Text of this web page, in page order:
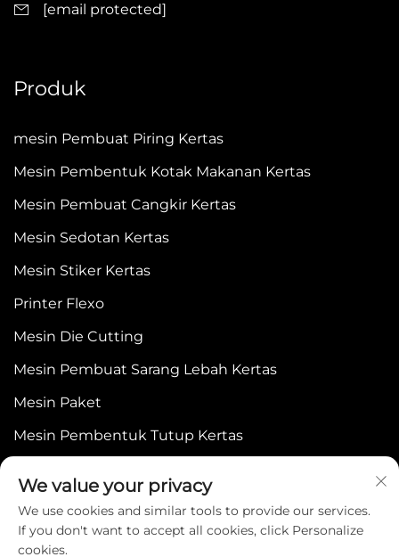
[email protected]
Produk
mesin Pembuat Piring Kertas
Mesin Pembentuk Kotak Makanan Kertas
Mesin Pembuat Cangkir Kertas
Mesin Sedotan Kertas
Mesin Stiker Kertas
Printer Flexo
Mesin Die Cutting
Mesin Pembuat Sarang Lebah Kertas
Mesin Paket
Mesin Pembentuk Tutup Kertas
We value your privacy
We use cookies and similar tools to provide our services.
If you don't want to accept all cookies, click Personalize
cookies.